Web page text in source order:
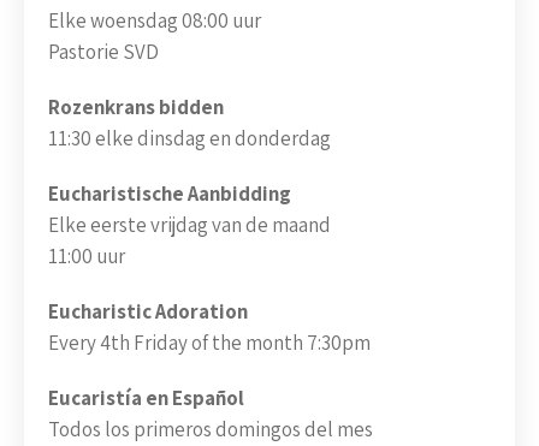
Elke woensdag 08:00 uur
Pastorie SVD
Rozenkrans bidden
11:30 elke dinsdag en donderdag
Eucharistische Aanbidding
Elke eerste vrijdag van de maand
11:00 uur
Eucharistic Adoration
Every 4th Friday of the month 7:30pm
Eucaristía en Español
Todos los primeros domingos del mes